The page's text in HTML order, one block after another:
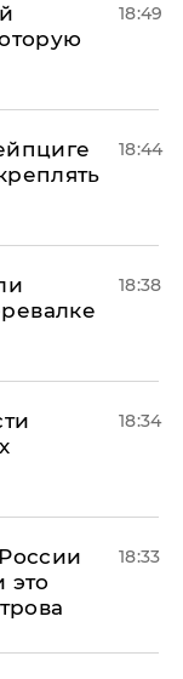
18:49
18:44
18:38
18:34
это
18:33